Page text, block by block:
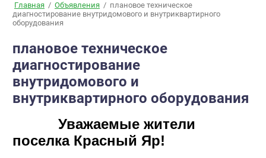
Главная / Объявления / плановое техническое
диагностирование внутридомового и внутриквартирного
оборудования
плановое техническое
диагностирование
внутридомового и
внутриквартирного оборудования
Уважаемые жители
поселка Красный Яр!